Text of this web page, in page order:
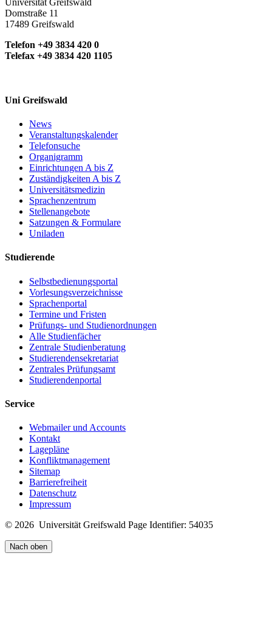
Domstraße 11
17489 Greifswald
Telefon +49 3834 420 0
Telefax +49 3834 420 1105
Uni Greifswald
News
Veranstaltungskalender
Telefonsuche
Organigramm
Einrichtungen A bis Z
Zuständigkeiten A bis Z
Universitätsmedizin
Sprachenzentrum
Stellenangebote
Satzungen & Formulare
Uniladen
Studierende
Selbstbedienungsportal
Vorlesungsverzeichnisse
Sprachenportal
Termine und Fristen
Prüfungs- und Studienordnungen
Alle Studienfächer
Zentrale Studienberatung
Studierendensekretariat
Zentrales Prüfungsamt
Studierendenportal
Service
Webmailer und Accounts
Kontakt
Lagepläne
Konfliktmanagement
Sitemap
Barrierefreiheit
Datenschutz
Impressum
© 2026 Universität Greifswald Page Identifier: 54035
Nach oben